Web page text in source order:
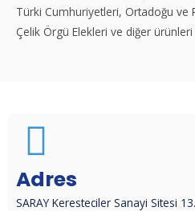
Türki Cumhuriyetleri, Ortadoğu ve
Çelik Örgü Elekleri ve diğer
Adres
SARAY Keresteciler Sanayi Sitesi